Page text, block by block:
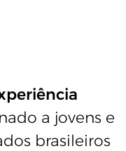
a jovens e
brasileiros